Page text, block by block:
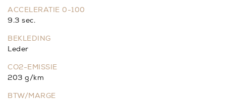
ACCELERATIE 0-100
9.3 sec.
BEKLEDING
Leder
CO2-EMISSIE
203 g/km
BTW/MARGE